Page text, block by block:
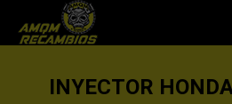
INYECTOR